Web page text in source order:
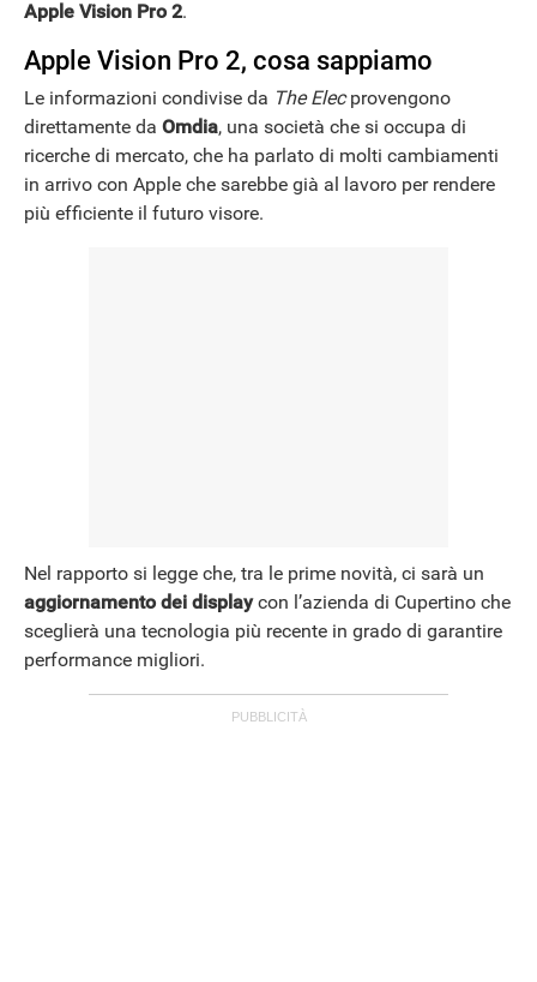
Apple Vision Pro 2.
Apple Vision Pro 2, cosa sappiamo
Le informazioni condivise da The Elecprovengono
direttamente da Omdia, una società che si occupa di
ricerche di mercato, che ha parlato di molti cambiamenti
in arrivo con Apple che sarebbe già al lavoro per rendere
più efficiente il futuro visore.
Nel rapporto si legge che, tra le prime novità, ci sarà un
aggiornamento dei displaycon l’azienda di Cupertino che
sceglierà una tecnologia più recente in grado di garantire
performance migliori.